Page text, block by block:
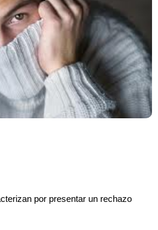
por presentar un rechazo